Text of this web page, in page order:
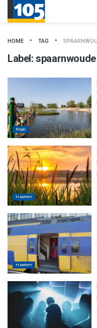
HOME TAG
Label:spaarnwoude
Regio
Haarlem
Haarlem